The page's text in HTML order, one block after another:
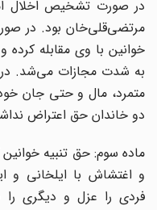
در صورت تشخیص اخلال
مرتضیقلیخان بود. در
خوانین با وی مقابله
به شدت مجازات میشد. در
متمرد، مال و حتی جان خود
دو خاندان حق اعتراض
ماده سوم: حق تنبیه
و اغتشاش با ایلخانی و ایل
فردی را عزل و دیگری